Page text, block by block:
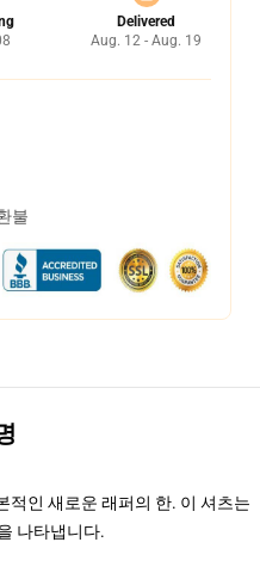
Delivered
Aug. 12 - Aug. 19
불
적인 새로운 래퍼의 한. 이 셔츠는
나타냅니다.